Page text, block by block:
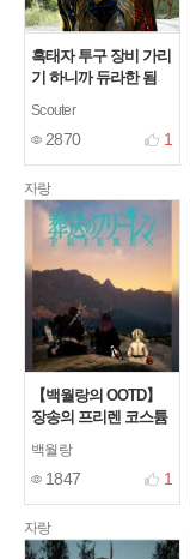
흑태자 투구 장비 가리
기 하니까 듀라한 됨
Scouter
2870 1
자랑
【백월랑의 OOTD】
장송의 프리렌 코스튬
백월랑
1847 1
자랑